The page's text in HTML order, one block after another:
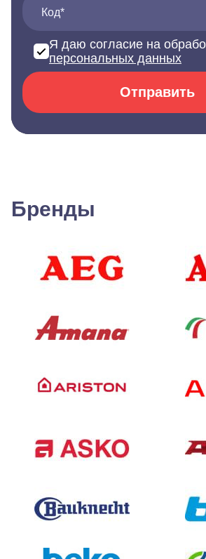
Код*
Я даю согласие на
персональных данных
Отправить
Бренды